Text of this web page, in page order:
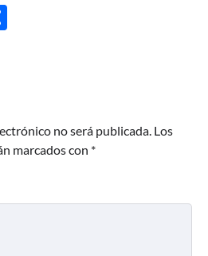
no será publicada. Los
marcados con *